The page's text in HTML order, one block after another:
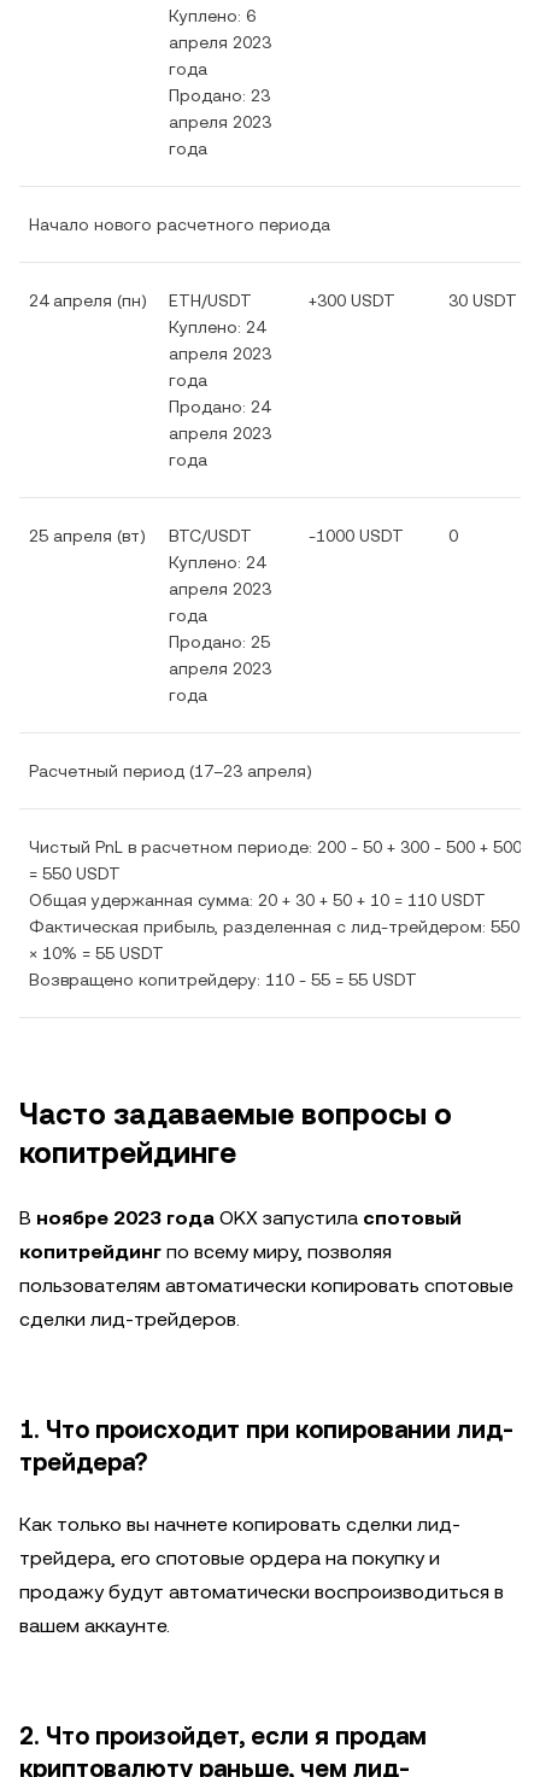
Куплено: 6
апреля 2023
года
Продано: 23
апреля 2023
года
Начало нового расчетного периода
24 апреля (пн)
ETH/USDT
Куплено: 24
апреля 2023
года
Продано: 24
апреля 2023
года
+300 USDT 30 USDT
25 апреля (вт)
BTC/USDT
Куплено: 24
апреля 2023
года
Продано: 25
апреля 2023
года
-1000 USDT 0
Расчетный период (17–23 апреля)
Чистый PnL в расчетном периоде: 200 - 50 + 300 - 500 + 500 +
= 550 USDT
Общая удержанная сумма: 20 + 30 + 50 + 10 = 110 USDT
Фактическая прибыль, разделенная с лид-трейдером: 550
× 10% = 55 USDT
Возвращено копитрейдеру: 110 - 55 = 55 USDT
Часто задаваемые вопросы о
копитрейдинге
В ноябре 2023 года OKX запустила спотовый
копитрейдинг по всему миру, позволяя
пользователям автоматически копировать спотовые
сделки лид-трейдеров.
1. Что происходит при копировании лид-
трейдера?
Как только вы начнете копировать сделки лид-
трейдера, его спотовые ордера на покупку и
продажу будут автоматически воспроизводиться в
вашем аккаунте.
2. Что произойдет, если я продам
криптовалюту раньше, чем лид-